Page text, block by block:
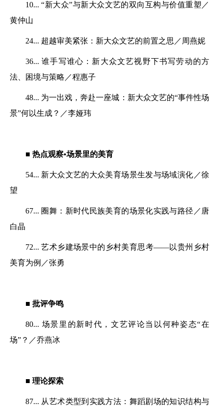
10...“新大众”与新大众文艺的双向互构与价值重塑／
黄仲山
24... 超越审美紧张：新大众文艺的前置之思／周燕妮
36... 谁手写谁心：新大众文艺视野下书写劳动的方
法、困境与策略／程惠子
48... 为一出戏，奔赴一座城：新大众文艺的“事件性场
景”何以生成？／李娅玮
■ 热点观察•场景里的美育
54... 新大众文艺的大众美育场景生发与场域演化／徐
望
67... 圈舞：新时代民族美育的场景化实践与路径／唐
白晶
72... 艺术乡建场景中的乡村美育思考——以贵州乡村
美育为例／张勇
■ 批评争鸣
80... 场景里的新时代， 文艺评论当以何种姿态“在
场”？／乔燕冰
■ 理论探索
87... 从艺术类型到实践方法：舞蹈剧场的知识结构与